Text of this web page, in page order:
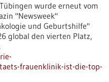
wurde erneut vom
"Newsweek"
und Geburtshilfe"
global den vierten Platz,
frauenklinik-ist-die-top-